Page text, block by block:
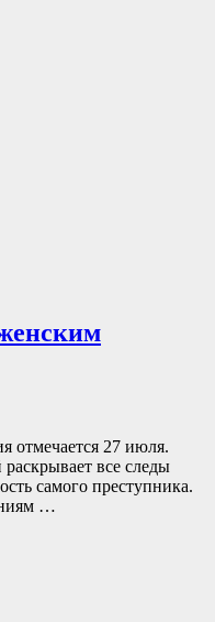
отмечается 27 июля.
все следы
самого преступника.
…